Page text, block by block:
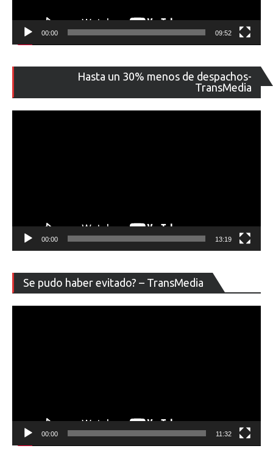
00:00 09:52
Hasta un 30% menos de despachos-
TransMedia
de
00:00 13:19
Se pudo haber evitado? – TransMedia
de
00:00 11:32